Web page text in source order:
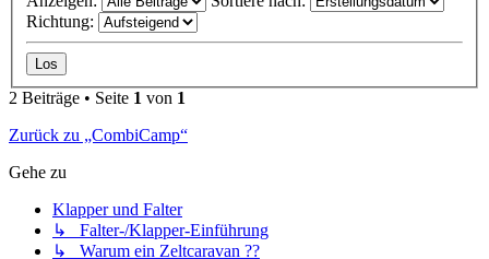
Richtung:
2 Beiträge • Seite 1 von 1
Zurück zu „CombiCamp“
Gehe zu
Klapper und Falter
↳ Falter-/Klapper-Einführung
↳ Warum ein Zeltcaravan ??